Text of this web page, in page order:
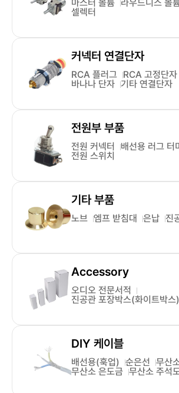
마스터 볼륨 라우드니스 볼
셀렉터
커넥터 연결단자
RCA 플러그 RCA 고정단자
바나나 단자 기타 연결단자
전원부 부품
전원 커넥터
배선용 러그 터
전원 스위치
기타 부품
노브 엠프 받침대 은납 진
Accessory
오디오 전문서적
진공관 포장박스(화이트박스)
DIY 케이블
배선용(훅업) 순은선 무산
무산소 은도금 무산소 주석